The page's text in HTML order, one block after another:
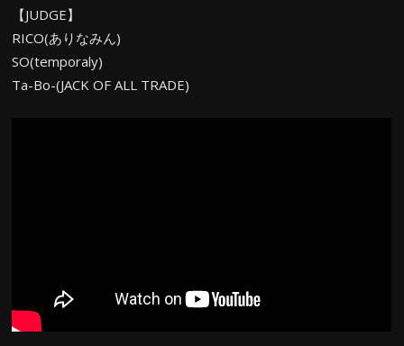
【JUDGE】
RICO(ありなみん)
SO(temporaly)
Ta-Bo-(JACK OF ALL TRADE)